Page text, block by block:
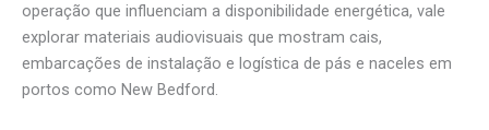
operação que influenciam a disponibilidade energética, vale
explorar materiais audiovisuais que mostram cais,
embarcações de instalação e logística de pás e naceles em
portos como New Bedford.